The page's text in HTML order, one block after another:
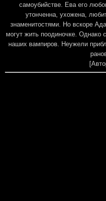
самоубийстве. Ева его
утонченна, ухожена,
знаменитостями. Но вскоре
могут жить поодиночке. Однако
наших вампиров. Неужели